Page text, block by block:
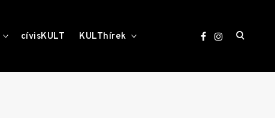
toggle
childcívisKULT KULThírek
open